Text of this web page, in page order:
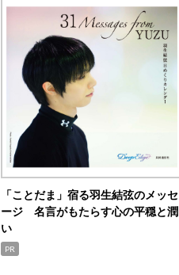
「ことだま」宿る羽生結弦のメッセ
ージ 名言がもたらす心の平穏と潤
い
PR